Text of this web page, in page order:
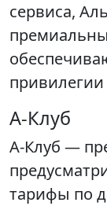
сервиса,
А-Клуб
А-Клуб —
тарифы по